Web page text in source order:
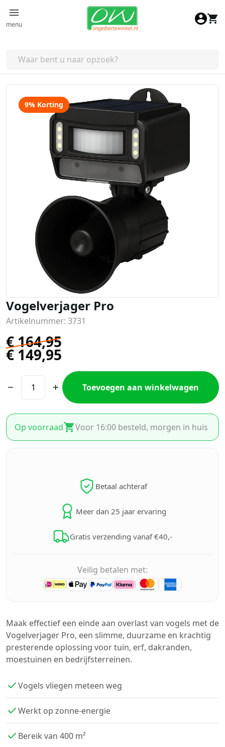
menu
9% Korting
Vogelverjager Pro
Artikelnummer: 3731
€164,95
€ 149,95
Toevoegen aan winkelwagen
Op voorraad Voor 16:00 besteld, morgen in huis
Betaal achteraf
Meer dan 25 jaar ervaring
Gratis verzending vanaf €40,-
Veilig betalen met:
Maak effectief een einde aan overlast van vogels met de
Vogelverjager Pro, een slimme, duurzame en krachtig
presterende oplossing voor tuin, erf, dakranden,
moestuinen en bedrijfsterreinen.
Vogels vliegen meteen weg
Werkt op zonne-energie
Bereik van 400 m²